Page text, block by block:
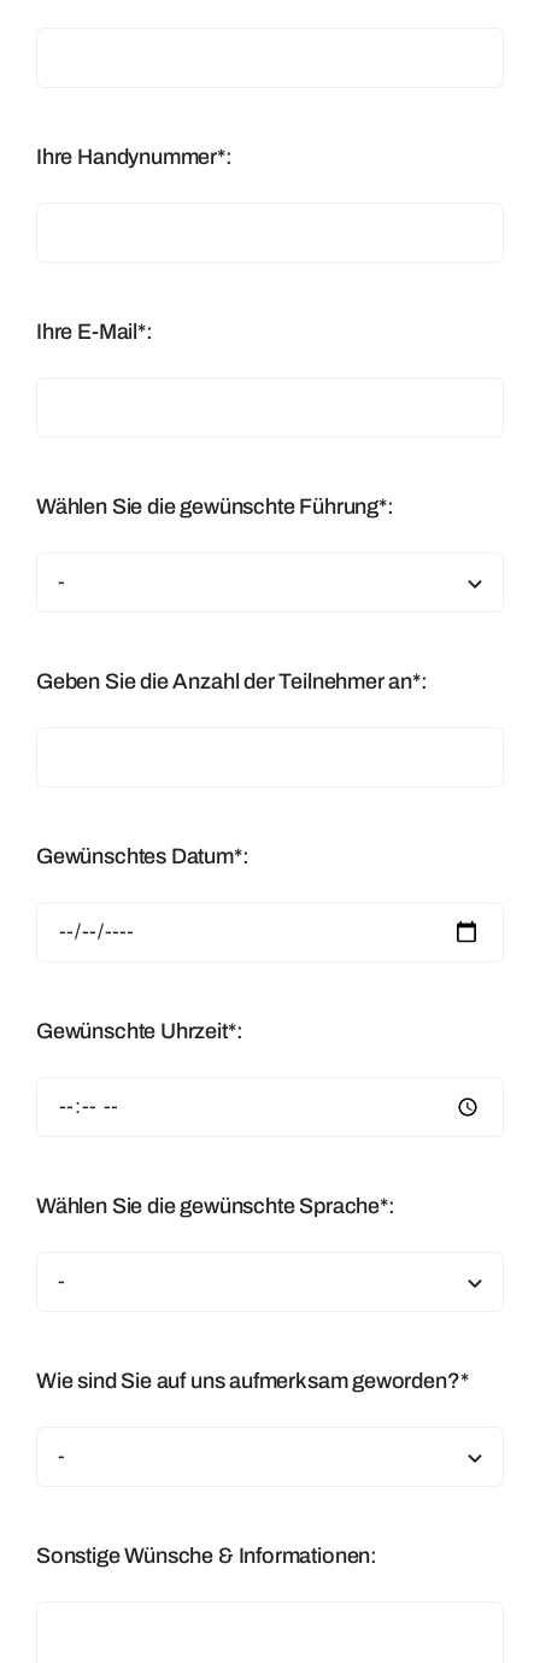
Ihre Handynummer*:
Ihre E-Mail*:
Wählen Sie die gewünschte Führung*:
Geben Sie die Anzahl der Teilnehmer an*:
Gewünschtes Datum*:
Gewünschte Uhrzeit*:
Wählen Sie die gewünschte Sprache*:
Wie sind Sie auf uns aufmerksam geworden?*
Sonstige Wünsche & Informationen: